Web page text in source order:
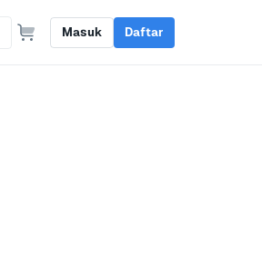
Masuk Daftar